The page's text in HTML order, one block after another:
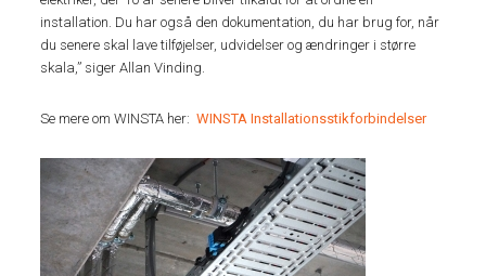
installation. Du har også den dokumentation, du har brug for, når
du senere skal lave tilføjelser, udvidelser og ændringer i større
skala,” siger Allan Vinding.
Se mere om WINSTA her:WINSTA Installationsstikforbindelser